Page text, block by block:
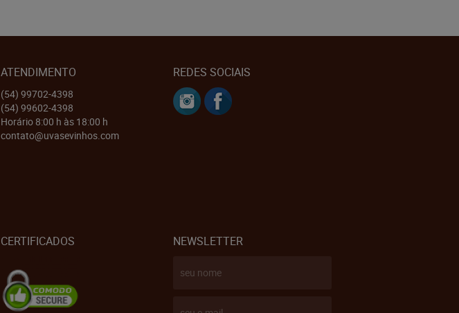
ATENDIMENTO
(54) 99702-4398
(54) 99602-4398
Horário 8:00 h às 18:00 h
contato@uvasevinhos.com
REDES SOCIAIS
CERTIFICADOS NEWSLETTER